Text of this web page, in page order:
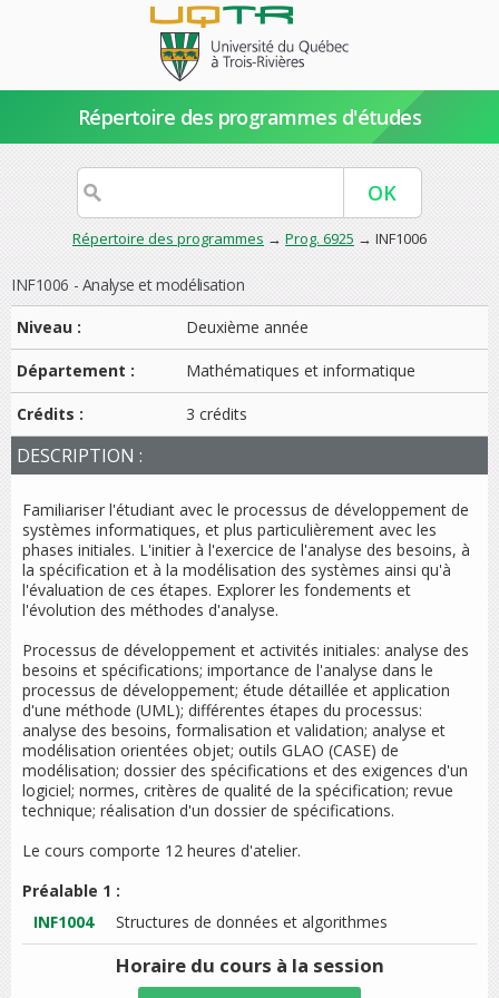
Répertoire des programmes d'études
Répertoire des programmes → Prog. 6925 → INF1006
INF1006 - Analyse et modélisation
Niveau :
Deuxième année
Département : Mathématiques et informatique
Crédits : 3 crédits
DESCRIPTION :
Familiariser l'étudiant avec le processus de développement de
systèmes informatiques, et plus particulièrement avec les
phases initiales. L'initier à l'exercice de l'analyse des besoins, à
la spécification et à la modélisation des systèmes ainsi qu'à
l'évaluation de ces étapes. Explorer les fondements et
l'évolution des méthodes d'analyse.
Processus de développement et activités initiales: analyse des
besoins et spécifications; importance de l'analyse dans le
processus de développement; étude détaillée et application
d'une méthode (UML); différentes étapes du processus:
analyse des besoins, formalisation et validation; analyse et
modélisation orientées objet; outils GLAO (CASE) de
modélisation; dossier des spécifications et des exigences d'un
logiciel; normes, critères de qualité de la spécification; revue
technique; réalisation d'un dossier de spécifications.
Le cours comporte 12 heures d'atelier.
Préalable 1 :
INF1004
Structures de données et algorithmes
Horaire du cours à la session